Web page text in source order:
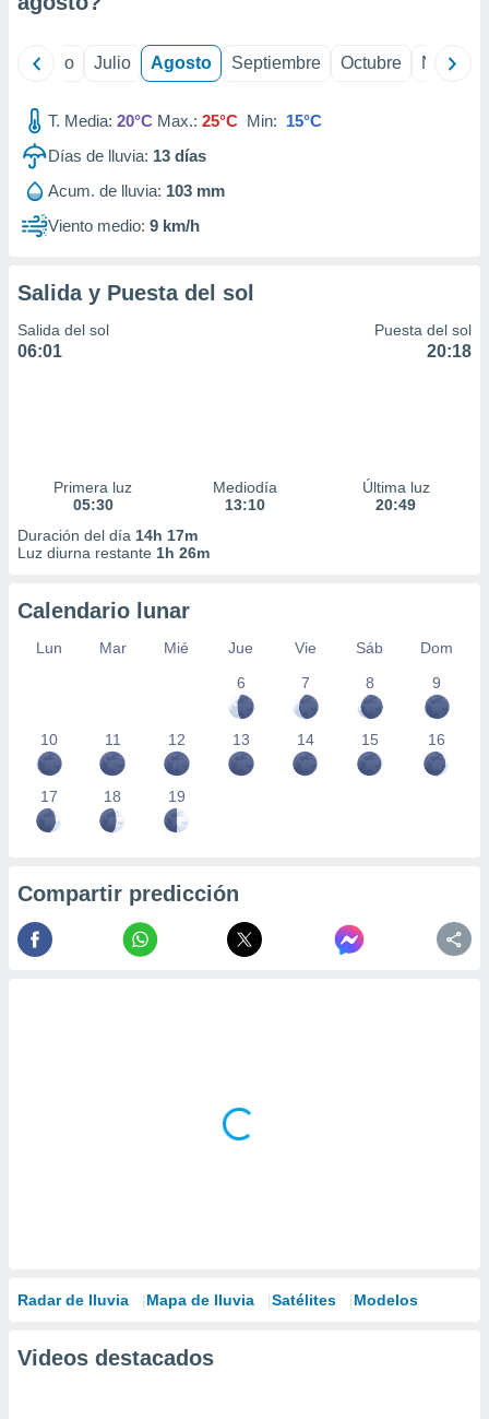
mediante
publicidad
publicidad
1199
Junio Julio Agosto Septiembre Octubre
T. Media: 20°C Max.: 25°C Min: 15°C
Días de lluvia: 13 días
Acum. de lluvia: 103 mm
Viento medio: 9 km/h
Salida y Puesta del sol
Salida del sol
06:01
Puesta del sol
20:18
Primera luz
05:30
Mediodía
13:10
Última luz
20:49
Duración del día 14h 17m
Luz diurna restante 1h 26m
Calendario lunar
Lun Mar Mié Jue Vie Sáb
Dom
6
7 8 9
10 11 12 13 14 15 16
17 18 19
Compartir predicción
Radar de lluvia Mapa de lluvia Satélites Modelos
Videos destacados